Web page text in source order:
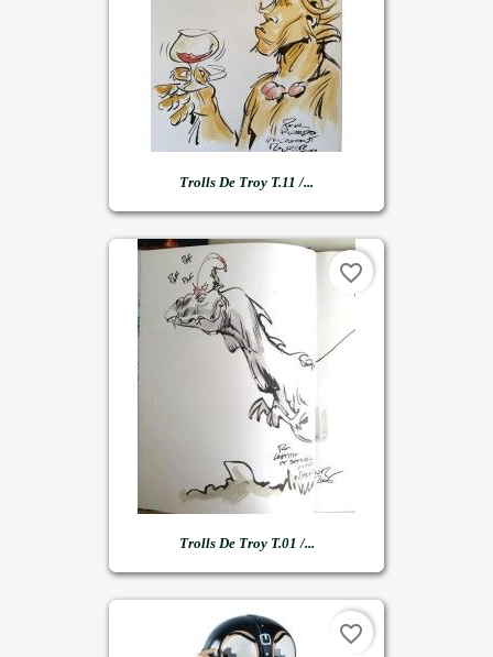
Trolls De Troy T.11 /...
Trolls De Troy T.01 /...
favorite_border
favorite_border